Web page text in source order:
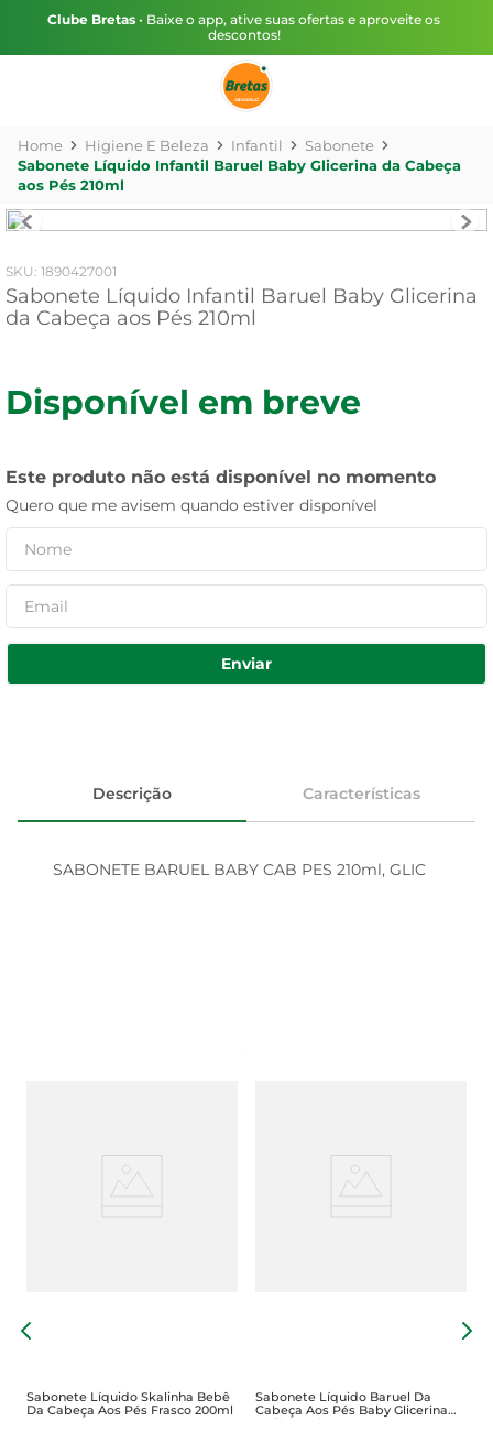
Clube Bretas • Baixe o app, ative suas ofertas e aproveite os
descontos!
Higiene E Beleza Infantil
Sabonete
Sabonete Líquido Infantil Baruel Baby Glicerina da Cabeça
aos Pés 210ml
: 1890427001
Sabonete Líquido Infantil Baruel Baby Glicerina
da Cabeça aos Pés 210ml
Disponível em breve
Este produto não está disponível no momento
Quero que me avisem quando estiver disponível
Enviar
Descrição Características
SABONETE BARUEL BABY CAB PES 210ml, GLIC
Sabonete Líquido Skalinha Bebê
Da Cabeça Aos Pés Frasco 200ml
Sabonete Líquido Baruel Da
Cabeça Aos Pés Baby Glicerina
Refil 210ml